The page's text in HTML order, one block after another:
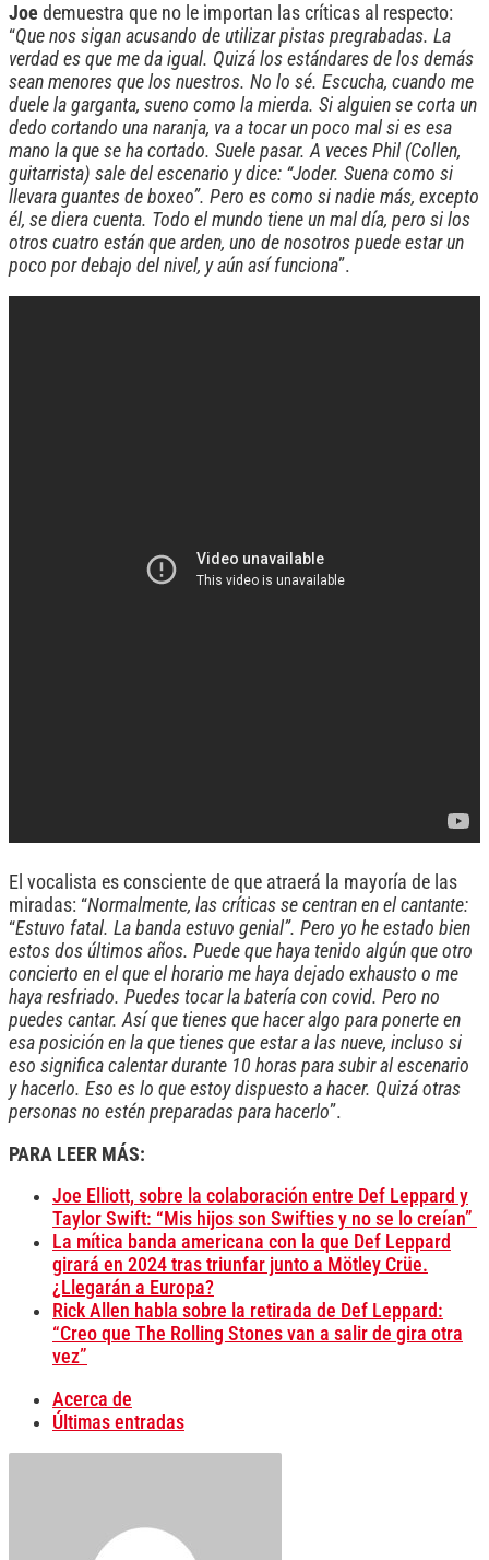
Joe demuestra que no le importan las críticas al respecto:
“Que nos sigan acusando de utilizar pistas pregrabadas. La
verdad es que me da igual. Quizá los estándares de los demás
sean menores que los nuestros. No lo sé. Escucha, cuando me
duele la garganta, sueno como la mierda. Si alguien se corta un
dedo cortando una naranja, va a tocar un poco mal si es esa
mano la que se ha cortado. Suele pasar. A veces Phil (Collen,
guitarrista) sale del escenario y dice: “Joder. Suena como si
llevara guantes de boxeo”. Pero es como si nadie más, excepto
él, se diera cuenta. Todo el mundo tiene un mal día, pero si los
otros cuatro están que arden, uno de nosotros puede estar un
poco por debajo del nivel, y aún así funciona”.
El vocalista es consciente de que atraerá la mayoría de las
miradas: “Normalmente, las críticas se centran en el cantante:
“Estuvo fatal. La banda estuvo genial”. Pero yo he estado bien
estos dos últimos años. Puede que haya tenido algún que otro
concierto en el que el horario me haya dejado exhausto o me
haya resfriado. Puedes tocar la batería con covid. Pero no
puedes cantar. Así que tienes que hacer algo para ponerte en
esa posición en la que tienes que estar a las nueve, incluso si
eso significa calentar durante 10 horas para subir al escenario
y hacerlo. Eso es lo que estoy dispuesto a hacer. Quizá otras
personas no estén preparadas para hacerlo”.
PARA LEER MÁS:
Joe Elliott, sobre la colaboración entre Def Leppard y
Taylor Swift: “Mis hijos son Swifties y no se lo creían”
La mítica banda americana con la que Def Leppard
girará en 2024 tras triunfar junto a Mötley Crüe.
¿Llegarán a Europa?
Rick Allen habla sobre la retirada de Def Leppard:
“Creo que The Rolling Stones van a salir de gira otra
vez”
Acerca de
Últimas entradas